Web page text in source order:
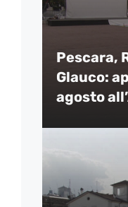
Pescara,
Glauco:
agosto